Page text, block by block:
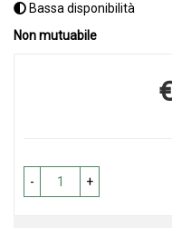
Bassa disponibilità
Non mutuabile
- +